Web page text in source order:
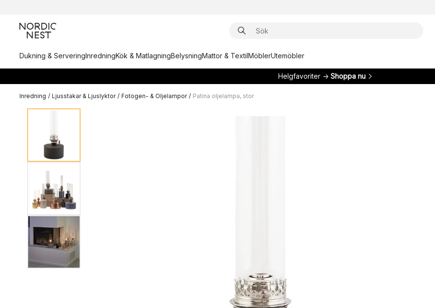
Dukning & ServeringInredningKök & MatlagningBelysningMattor & TextilMöblerUtemöbler
Helgfavoriter → Shoppa nu
Inredning / Ljusstakar & Ljuslyktor / Fotogen- & Oljelampor / Patina oljelampa, stor